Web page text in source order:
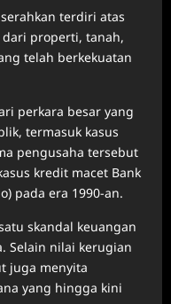
terdiri atas
properti, tanah,
telah berkekuatan
perkara besar yang
termasuk kasus
pengusaha tersebut
kredit macet Bank
pada era 1990-an.
skandal keuangan
Selain nilai kerugian
juga menyita
yang hingga kini